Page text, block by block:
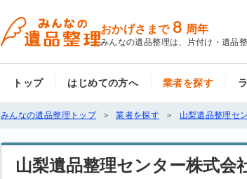
おかげさまで 8 周年
みんなの遺品整理は、片付け・遺品
トップ はじめての方へ 業者を探す
みんなの遺品整理トップ 業者を探す 山梨遺品整理セ
山梨遺品整理センター株式会